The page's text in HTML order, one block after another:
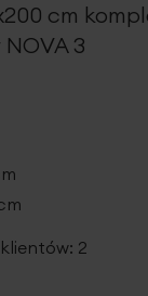
cm
3
2